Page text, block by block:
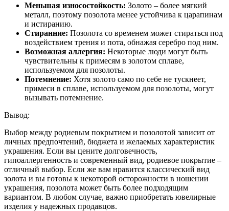
Меньшая износостойкость: Золото – более мягкий
металл, поэтому позолота менее устойчива к царапинам
и истиранию.
Стиранние: Позолота со временем может стираться под
воздействием трения и пота, обнажая серебро под ним.
Возможная аллергия: Некоторые люди могут быть
чувствительны к примесям в золотом сплаве,
используемом для позолоты.
Потемнение: Хотя золото само по себе не тускнеет,
примеси в сплаве, используемом для позолоты, могут
вызывать потемнение.
Вывод:
Выбор между родиевым покрытием и позолотой зависит от
личных предпочтений, бюджета и желаемых характеристик
украшения. Если вы цените долговечность,
гипоаллергенность и современный вид, родиевое покрытие –
отличный выбор. Если же вам нравится классический вид
золота и вы готовы к некоторой осторожности в ношении
украшения, позолота может быть более подходящим
вариантом. В любом случае, важно приобретать ювелирные
изделия у надежных продавцов.